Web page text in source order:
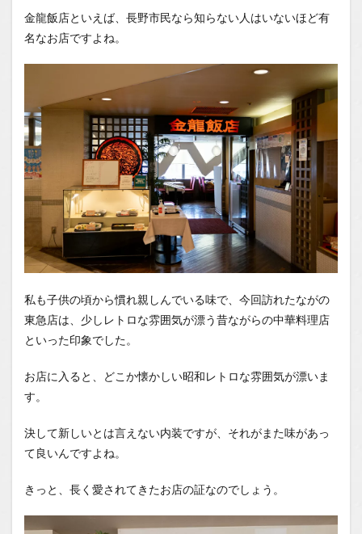
急店の雰
囲気
1.2.1
はいし
ゃの食
Tubeチ
ル
金龍飯店といえば、長野市民なら知らない人はいないほど有
名なお店ですよね。
私も子供の頃から慣れ親しんでいる味で、今回訪れたながの
東急店は、少しレトロな雰囲気が漂う昔ながらの中華料理店
といった印象でした。
お店に入ると、どこか懐かしい昭和レトロな雰囲気が漂いま
す。
決して新しいとは言えない内装ですが、それがまた味があっ
て良いんですよね。
きっと、長く愛されてきたお店の証なのでしょう。